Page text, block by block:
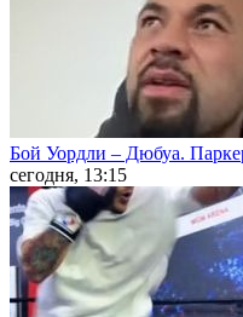
Бой Уордли – Дюбуа.
сегодня, 13:15